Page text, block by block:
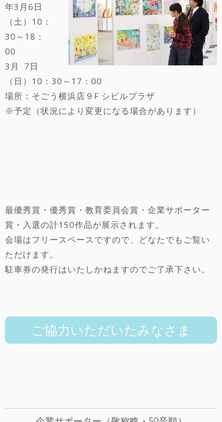
（土）10：
3月 7日
（日）10：30～17：00
場所：そごう横浜店９F シビルプラザ
※予定（状況により変更になる場合があります）
最優秀賞・優秀賞・教育委員会賞・企業サポーター
賞・入選の計150作品が展示されます。
会場はフリースペースですので、どなたでもご覧い
ただけます。
駐車券の発行はいたしかねますのでご了承下さい。
ご協力いただいたみなさま
企業サポーター（敬称略・50音順）